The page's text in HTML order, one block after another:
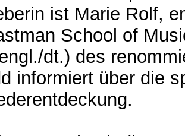
ist Marie Rolf,
School of
dt.) des
informiert über die